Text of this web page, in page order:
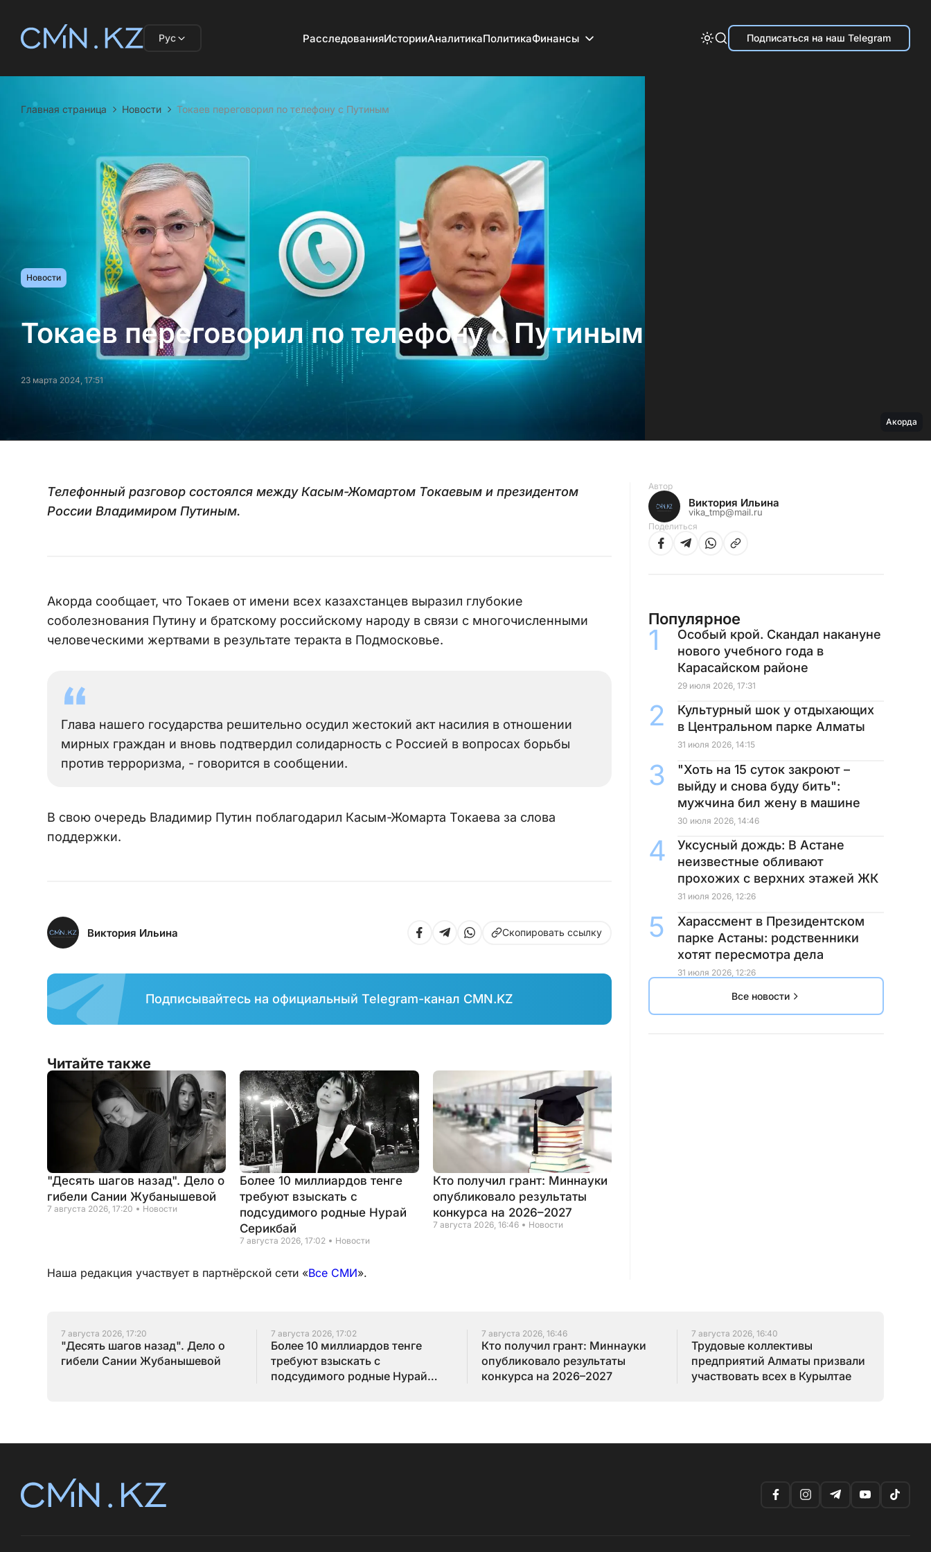
Рус РасследованияИсторииАналитикаПолитикаФинансы Подписаться на наш Telegram
Главная страница Новости Токаев переговорил по телефону с Путиным
Новости
Токаев переговорил по телефону с Путиным
23 марта 2024, 17:51
Акорда
Телефонный разговор состоялся между Касым-Жомартом Токаевым и президентом
России Владимиром Путиным.
Акорда сообщает, что Токаев от имени всех казахстанцев выразил глубокие
соболезнования Путину и братскому российскому народу в связи с многочисленными
человеческими жертвами в результате теракта в Подмосковье.
Глава нашего государства решительно осудил жестокий акт насилия в отношении
мирных граждан и вновь подтвердил солидарность с Россией в вопросах борьбы
против терроризма, - говорится в сообщении.
В свою очередь Владимир Путин поблагодарил Касым-Жомарта Токаева за слова
поддержки.
Виктория Ильина Скопировать ссылку
Подписывайтесь на официальный Telegram-канал CMN.KZ
Читайте также
"Десять шагов назад". Дело о
гибели Сании Жубанышевой
7 августа 2026, 17:20 Новости
Более 10 миллиардов тенге
требуют взыскать с
подсудимого родные Нурай
Серикбай
7 августа 2026, 17:02 Новости
Кто получил грант: Миннауки
опубликовало результаты
конкурса на 2026–2027
7 августа 2026, 16:46 Новости
Наша редакция участвует в партнёрской сети «Все СМИ».
Автор
Виктория Ильина
vika_tmp@mail.ru
Поделиться
Популярное
Особый крой. Скандал накануне
нового учебного года в
Карасайском районе
29 июля 2026, 17:31
Культурный шок у отдыхающих
в Центральном парке Алматы
31 июля 2026, 14:15
"Хоть на 15 суток закроют –
выйду и снова буду бить":
мужчина бил жену в машине
30 июля 2026, 14:46
Уксусный дождь: В Астане
неизвестные обливают
прохожих с верхних этажей ЖК
31 июля 2026, 12:26
Харассмент в Президентском
парке Астаны: родственники
хотят пересмотра дела
31 июля 2026, 12:26
Все новости
7 августа 2026, 17:20
"Десять шагов назад". Дело о
гибели Сании Жубанышевой
7 августа 2026, 17:02
Более 10 миллиардов тенге
требуют взыскать с
подсудимого родные Нурай
7 августа 2026, 16:46
Кто получил грант: Миннауки
опубликовало результаты
конкурса на 2026–2027
7 августа 2026, 16:40
Трудовые коллективы
предприятий Алматы призвали
участвовать всех в Курылтае